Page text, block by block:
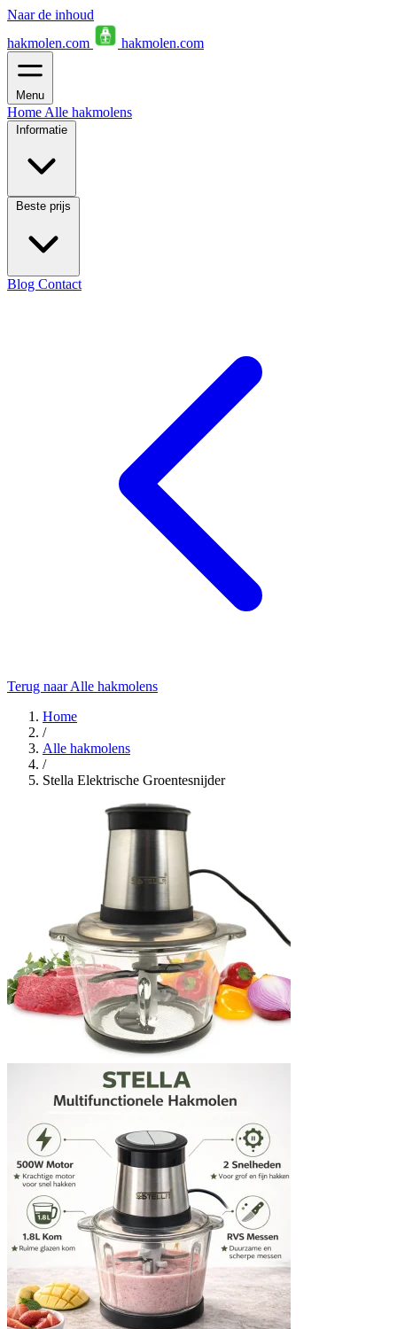
Naar de inhoud
hakmolen.com
hakmolen.com
Menu
Home Alle hakmolens
Informatie
Beste prijs
Blog Contact
Terug naar Alle hakmolens
Home
/
Alle hakmolens
/
Stella Elektrische Groentesnijder